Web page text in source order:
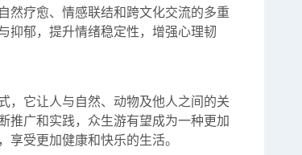
然疗愈、情感联结和跨文化交流的多重
抑郁，提升情绪稳定性，增强心理韧
，它让人与自然、动物及他人之间的关
推广和实践，众生游有望成为一种更加
受更加健康和快乐的生活。